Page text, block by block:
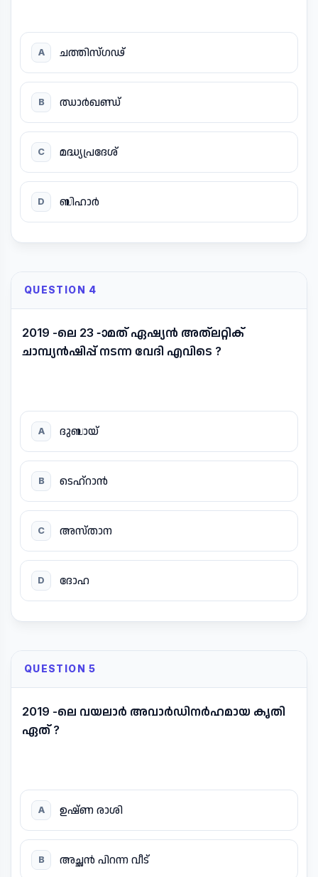
A ചത്തിസ്ഗഢ്
B ഝാർഖണ്ഡ്
C മദ്ധ്യപ്രദേശ്
D ബിഹാർ
QUESTION 4
2019 -ലെ 23 -ാമത് ഏഷ്യൻ അത്ലറ്റിക്
ചാമ്പ്യൻഷിപ്പ് നടന്ന വേദി എവിടെ ?
A ദുബായ്
B ടെഹ്റാൻ
C അസ്താന
D ദോഹ
QUESTION 5
2019 -ലെ വയലാർ അവാർഡിനർഹമായ കൃതി
ഏത് ?
A ഉഷ്ണ രാശി
B അച്ഛൻ പിറന്ന വീട്